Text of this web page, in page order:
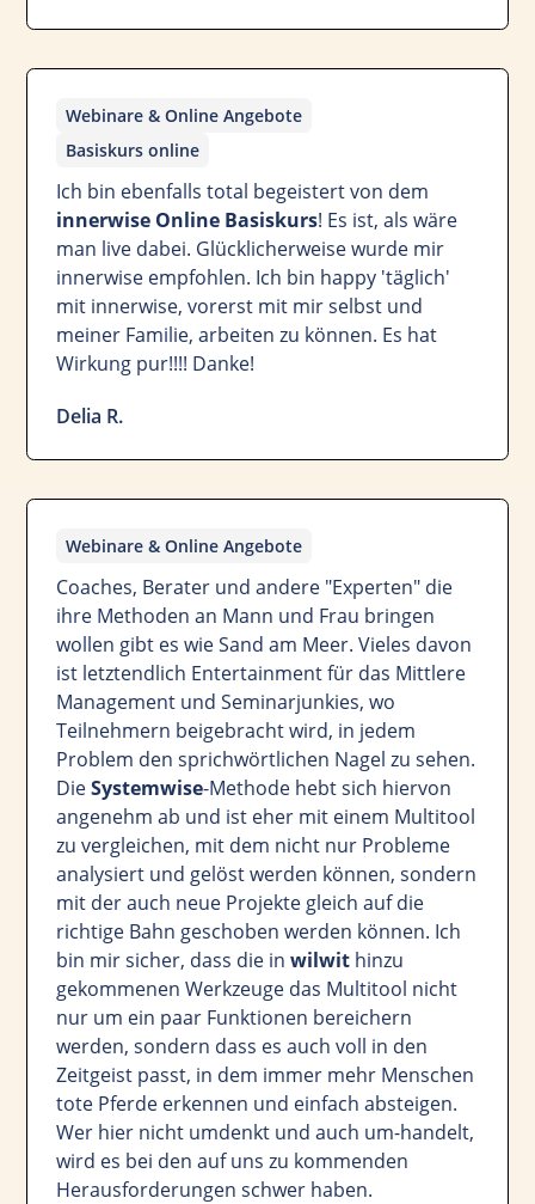
Webinare & Online Angebote
Basiskurs online
Ich bin ebenfalls total begeistert von dem
innerwise Online Basiskurs! Es ist, als wäre
man live dabei. Glücklicherweise wurde mir
innerwise empfohlen. Ich bin happy 'täglich'
mit innerwise, vorerst mit mir selbst und
meiner Familie, arbeiten zu können. Es hat
Wirkung pur!!!! Danke!
Delia R.
Webinare & Online Angebote
Coaches, Berater und andere "Experten" die
ihre Methoden an Mann und Frau bringen
wollen gibt es wie Sand am Meer. Vieles davon
ist letztendlich Entertainment für das Mittlere
Management und Seminarjunkies, wo
Teilnehmern beigebracht wird, in jedem
Problem den sprichwörtlichen Nagel zu sehen.
DieSystemwise-Methode hebt sich hiervon
angenehm ab und ist eher mit einem Multitool
zu vergleichen, mit dem nicht nur Probleme
analysiert und gelöst werden können, sondern
mit der auch neue Projekte gleich auf die
richtige Bahn geschoben werden können. Ich
bin mir sicher, dass die inwilwit hinzu
gekommenen Werkzeuge das Multitool nicht
nur um ein paar Funktionen bereichern
werden, sondern dass es auch voll in den
Zeitgeist passt, in dem immer mehr Menschen
tote Pferde erkennen und einfach absteigen.
Wer hier nicht umdenkt und auch um-handelt,
wird es bei den auf uns zu kommenden
Herausforderungen schwer haben.